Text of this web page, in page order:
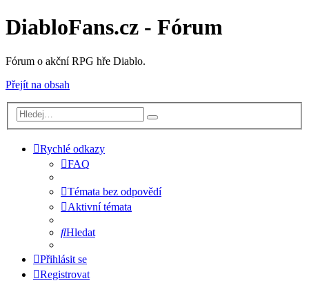
DiabloFans.cz - Fórum
Fórum o akční RPG hře Diablo.
Přejít na obsah
Rychlé odkazy
FAQ
Témata bez odpovědí
Aktivní témata
Hledat
Přihlásit se
Registrovat